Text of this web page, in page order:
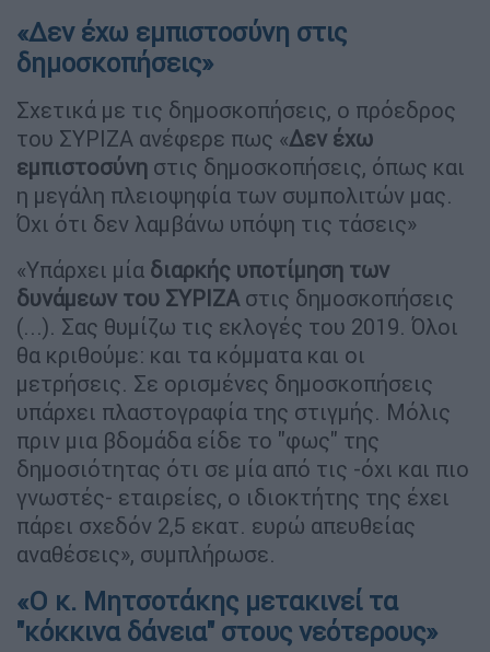
«Δεν έχω εμπιστοσύνη στις
δημοσκοπήσεις»
Σχετικά με τις δημοσκοπήσεις, ο πρόεδρος
του ΣΥΡΙΖΑ ανέφερε πως «Δεν έχω
εμπιστοσύνη στις δημοσκοπήσεις, όπως και
η μεγάλη πλειοψηφία των συμπολιτών μας.
Όχι ότι δεν λαμβάνω υπόψη τις τάσεις»
«Υπάρχει μία διαρκής υποτίμηση των
δυνάμεων του ΣΥΡΙΖΑ στις δημοσκοπήσεις
(...). Σας θυμίζω τις εκλογές του 2019. Όλοι
θα κριθούμε: και τα κόμματα και οι
μετρήσεις. Σε ορισμένες δημοσκοπήσεις
υπάρχει πλαστογραφία της στιγμής. Μόλις
πριν μια βδομάδα είδε το "φως" της
δημοσιότητας ότι σε μία από τις -όχι και πιο
γνωστές- εταιρείες, ο ιδιοκτήτης της έχει
πάρει σχεδόν 2,5 εκατ. ευρώ απευθείας
αναθέσεις», συμπλήρωσε.
«Ο κ. Μητσοτάκης μετακινεί τα
"κόκκινα δάνεια" στους νεότερους»